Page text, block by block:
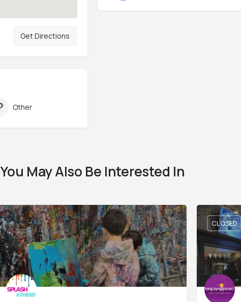
Get Directions
Other
You May Also Be Interested In
CLOSED